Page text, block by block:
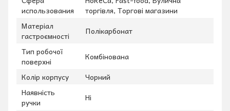
использования
торгівля, Торгові магазини
Матеріал
гастроємності
Полікарбонат
Тип робочої
поверхні
Комбінована
Колір корпусу
Чорний
Наявність
ручки
Ні